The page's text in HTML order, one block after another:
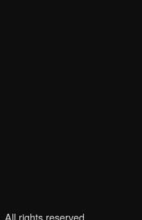
. All rights reserved.